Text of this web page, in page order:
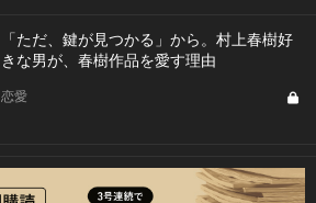
「ただ、鍵が見つかる」から。村上春樹好
きな男が、春樹作品を愛す理由
恋愛